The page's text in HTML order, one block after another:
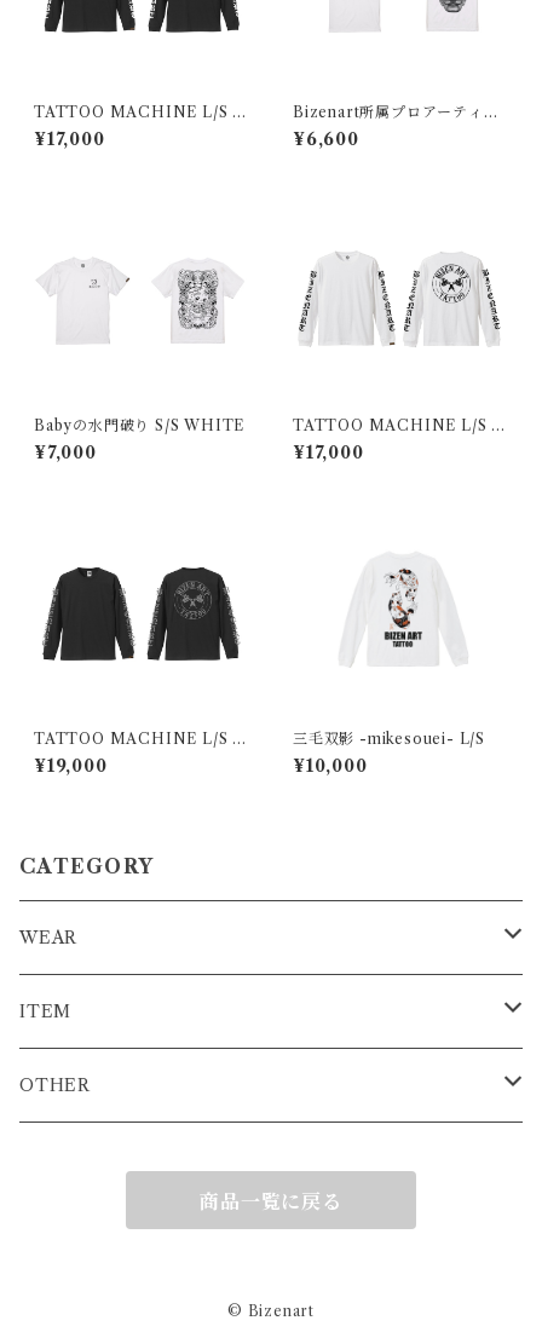
TATTOO MACHINE L/S B
LACK
¥17,000
Bizenart所属プロアーティス
ト 彫師 ROJA(ろは)デザインT
シャツ
¥6,600
Babyの水門破り S/S WHITE
¥7,000
TATTOO MACHINE L/S W
HITE
¥17,000
TATTOO MACHINE L/S B
LACK×REFLECTOR
¥19,000
三毛双影 -mikesouei- L/S
¥10,000
CATEGORY
WEAR
T-SHIRT
L/S T-SHIRT
ITEM
STICKER
OTHER
商品一覧に戻る
© Bizenart